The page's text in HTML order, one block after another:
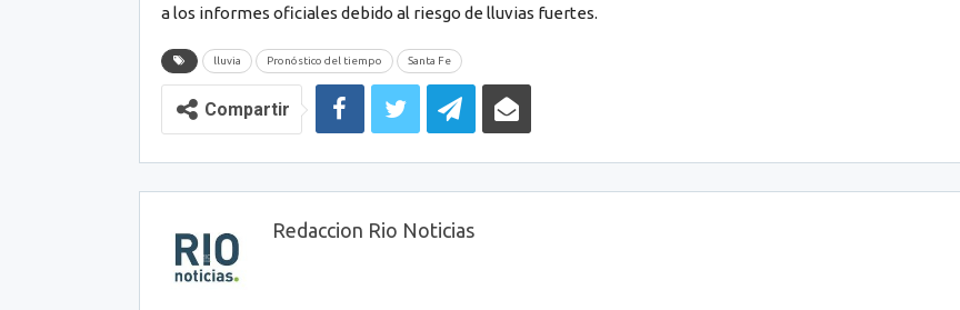
a los informes oficiales debido al riesgo de lluvias fuertes.
lluvia Pronóstico del tiempo Santa Fe
Compartir
Redaccion Rio Noticias